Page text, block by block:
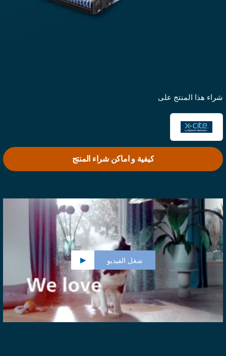
هذا المنتج على
كيفية و اماكن شراء المنتج
شغل الفيديو